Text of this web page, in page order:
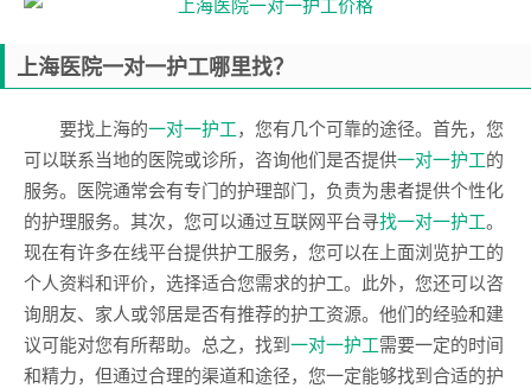
上海医院一对一护工哪里找？
要找上海的一对一护工，您有几个可靠的途径。首先，您
可以联系当地的医院或诊所，咨询他们是否提供一对一护工的
服务。医院通常会有专门的护理部门，负责为患者提供个性化
的护理服务。其次，您可以通过互联网平台寻找一对一护工。
现在有许多在线平台提供护工服务，您可以在上面浏览护工的
个人资料和评价，选择适合您需求的护工。此外，您还可以咨
询朋友、家人或邻居是否有推荐的护工资源。他们的经验和建
议可能对您有所帮助。总之，找到一对一护工需要一定的时间
和精力，但通过合理的渠道和途径，您一定能够找到合适的护